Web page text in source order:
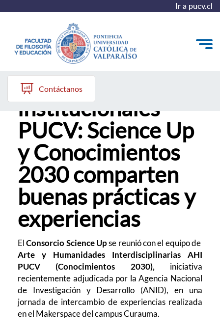
Ir a pucv.cl
Quiénes somos
Líneas de trabajo 2025-2028
Historia
Proyecto Conocimientos 2030
Reportes
Contáctanos
Proyectos
institucionales
PUCV: Science Up
y Conocimientos
2030 comparten
buenas prácticas y
experiencias
ElConsorcio Science Upse reunió con el equipo de
Arte y Humanidades Interdisciplinarias AHI
PUCV (Conocimientos 2030), iniciativa
recientemente adjudicada por la Agencia Nacional
de Investigación y Desarrollo (ANID), en una
jornada de intercambio de experiencias realizada
en el Makerspace del campus Curauma.